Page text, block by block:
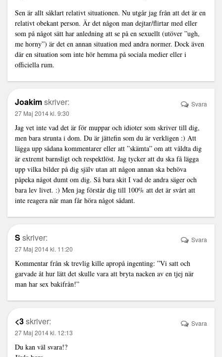
Sen är allt såklart relativt situationen. Nu utgår jag från att det är en
relativt obekant person. Är det någon man dejtar/flirtar med eller
som på något sätt har anledning att se på en sexuellt (utöver ”ugh,
me horny”) är det en annan situation med andra normer. Dock även
där en situation som inte hör hemma på sociala medier eller i
officiella rum.
Joakimskriver:
27 Maj 2014 kl. 9:30
Jag vet inte vad det är för muppar och idioter som skriver till dig,
men bara strunta i dom. Du är jättefin som du är verkligen :) Att
lägga upp sådana kommentarer eller att ”skämta” om att våldta dig
är extremt barnsligt och respektlöst. Jag tycker att du ska få lägga
upp vilka bilder på dig själv utan att någon annan ska behöva
påpeka något dumt om dig. Så bara skit I vad de andra säger och
bara lev livet. :) Men jag förstår dig till 100% att det är svårt att
inte reagera när man får höra något sådant.
Svara
S skriver:
27 Maj 2014 kl. 11:20
Kommentar från sk trevlig kille apropå ingenting: ”Vi satt och
garvade åt hur lätt det skulle vara att bryta nacken av en tjej när
man har sex bakifrån!”
Svara
<3skriver:
27 Maj 2014 kl. 12:13
Du kan väl svara!?
Svara